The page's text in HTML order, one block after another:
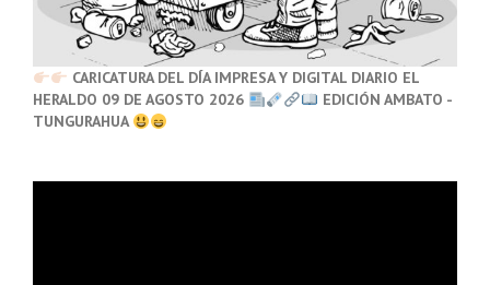
CARICATURA DEL DÍA IMPRESA Y DIGITAL DIARIO EL
HERALDO 09 DE AGOSTO 2026
EDICIÓN AMBATO -
TUNGURAHUA